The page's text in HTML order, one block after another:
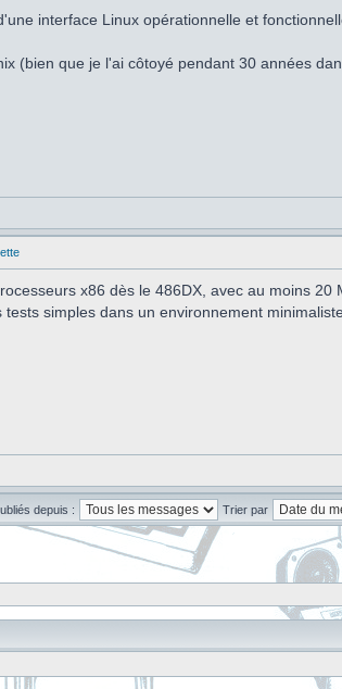
interface Linux opérationnelle et
(bien que je l'ai côtoyé pendant 30 années
x86 dès le 486DX, avec au moins
simples dans un environnement
depuis : Trier par